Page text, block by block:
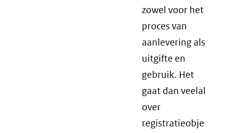
zowel voor het
proces van
aanlevering als
uitgifte en
gebruik. Het
gaat dan veelal
over
registratieobje